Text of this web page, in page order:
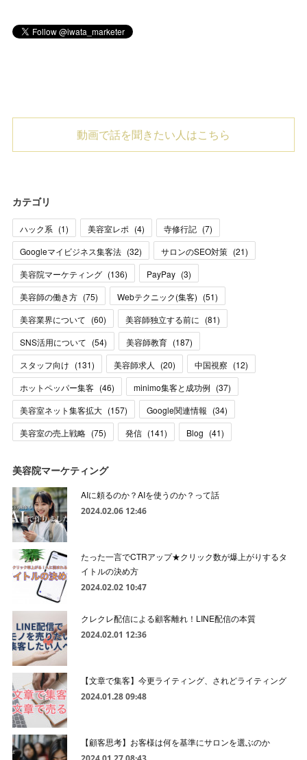
動画で話を聞きたい人はこちら
カテゴリ
ハック系 (1) 美容室レポ (4) 寺修行記 (7)
Googleマイビジネス集客法 (32) サロンのSEO対策 (21)
美容院マーケティング (136) PayPay (3)
美容師の働き方 (75) Webテクニック(集客) (51)
美容業界について (60) 美容師独立する前に (81)
SNS活用について (54) 美容師教育 (187)
スタッフ向け (131) 美容師求人 (20) 中国視察 (12)
ホットペッパー集客 (46) minimo集客と成功例 (37)
美容室ネット集客拡大 (157) Google関連情報 (34)
美容室の売上戦略 (75) 発信 (141) Blog (41)
美容院マーケティング
AIに頼るのか？AIを使うのか？って話
2024.02.06 12:46
たった一言でCTRアップ★クリック数が爆上がりするタ
イトルの決め方
2024.02.02 10:47
クレクレ配信による顧客離れ！LINE配信の本質
2024.02.01 12:36
【文章で集客】今更ライティング、されどライティング
2024.01.28 09:48
【顧客思考】お客様は何を基準にサロンを選ぶのか